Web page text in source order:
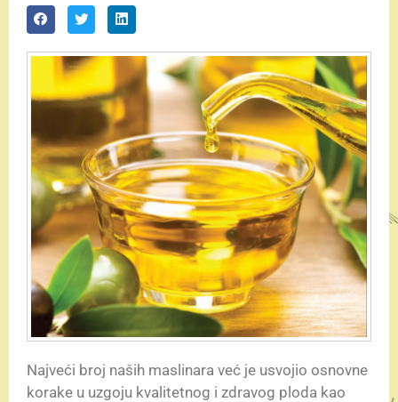
Najveći broj naših maslinara već je usvojio osnovne
korake u uzgoju kvalitetnog i zdravog ploda kao